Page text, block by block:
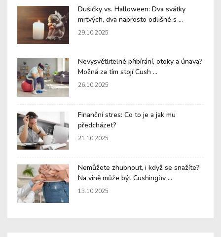
Dušičky vs. Halloween: Dva svátky
mrtvých, dva naprosto odlišné s ...
29.10.2025
Nevysvětlitelné přibírání, otoky a únava?
Možná za tím stojí Cush ...
26.10.2025
Finanční stres: Co to je a jak mu
předcházet?
21.10.2025
Nemůžete zhubnout, i když se snažíte?
Na vině může být Cushingův ...
13.10.2025